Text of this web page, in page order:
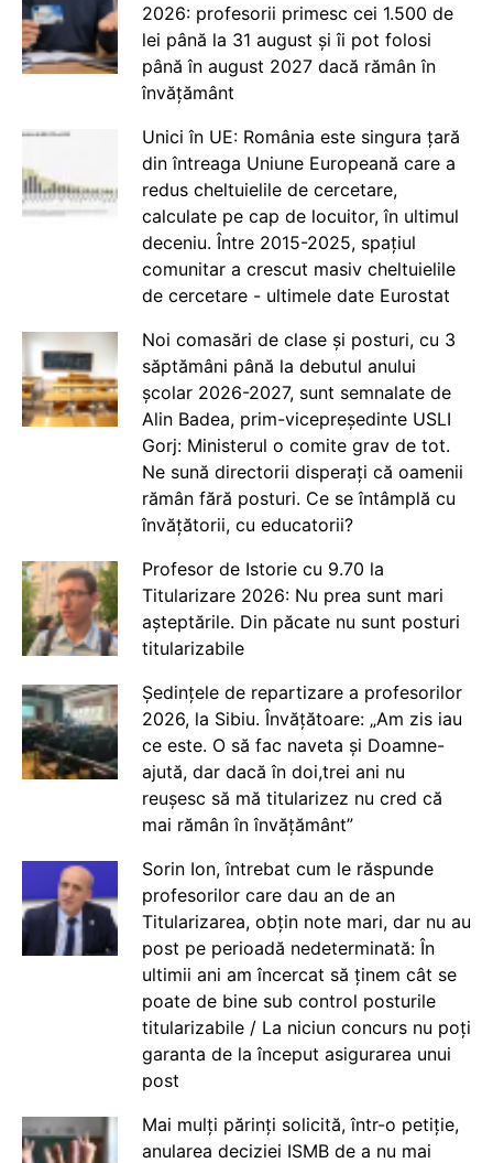
2026: profesorii primesc cei 1.500 de
lei până la 31 august și îi pot folosi
până în august 2027 dacă rămân în
învățământ
Unici în UE: România este singura țară
din întreaga Uniune Europeană care a
redus cheltuielile de cercetare,
calculate pe cap de locuitor, în ultimul
deceniu. Între 2015-2025, spațiul
comunitar a crescut masiv cheltuielile
de cercetare - ultimele date Eurostat
Noi comasări de clase și posturi, cu 3
săptămâni până la debutul anului
școlar 2026-2027, sunt semnalate de
Alin Badea, prim-vicepreședinte USLI
Gorj: Ministerul o comite grav de tot.
Ne sună directorii disperați că oamenii
rămân fără posturi. Ce se întâmplă cu
învățătorii, cu educatorii?
Profesor de Istorie cu 9.70 la
Titularizare 2026: Nu prea sunt mari
așteptările. Din păcate nu sunt posturi
titularizabile
Ședințele de repartizare a profesorilor
2026, la Sibiu. Învățătoare: „Am zis iau
ce este. O să fac naveta și Doamne-
ajută, dar dacă în doi,trei ani nu
reușesc să mă titularizez nu cred că
mai rămân în învățământ”
Sorin Ion, întrebat cum le răspunde
profesorilor care dau an de an
Titularizarea, obțin note mari, dar nu au
post pe perioadă nedeterminată: În
ultimii ani am încercat să ținem cât se
poate de bine sub control posturile
titularizabile / La niciun concurs nu poți
garanta de la început asigurarea unui
post
Mai mulți părinți solicită, într-o petiție,
anularea deciziei ISMB de a nu mai